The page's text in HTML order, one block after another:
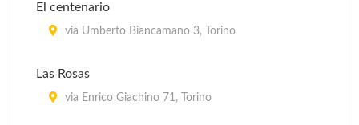
El centenario
via Umberto Biancamano 3, Torino
Las Rosas
via Enrico Giachino 71, Torino